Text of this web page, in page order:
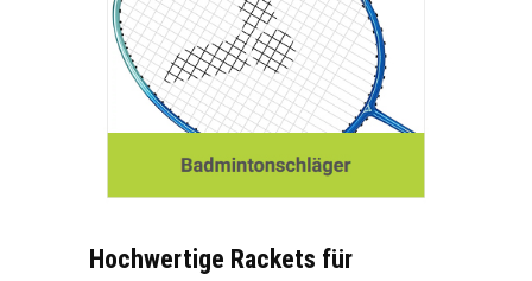
Hochwertige Rackets für